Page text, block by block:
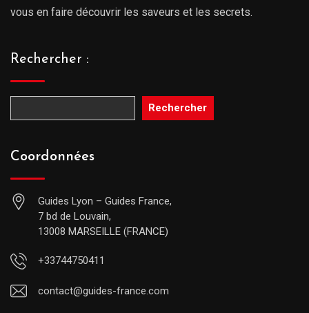
vous en faire découvrir les saveurs et les secrets.
Rechercher :
Rechercher
Coordonnées
Guides Lyon – Guides France,
7 bd de Louvain,
13008 MARSEILLE (FRANCE)
+33744750411
contact@guides-france.com